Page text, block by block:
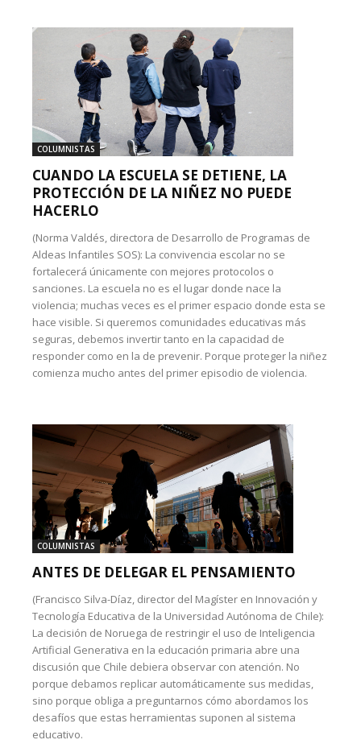
COLUMNISTAS
CUANDO LA ESCUELA SE DETIENE, LA
PROTECCIÓN DE LA NIÑEZ NO PUEDE
HACERLO
(Norma Valdés, directora de Desarrollo de Programas de
Aldeas Infantiles SOS): La convivencia escolar no se
fortalecerá únicamente con mejores protocolos o
sanciones. La escuela no es el lugar donde nace la
violencia; muchas veces es el primer espacio donde esta se
hace visible. Si queremos comunidades educativas más
seguras, debemos invertir tanto en la capacidad de
responder como en la de prevenir. Porque proteger la niñez
comienza mucho antes del primer episodio de violencia.
COLUMNISTAS
ANTES DE DELEGAR EL PENSAMIENTO
(Francisco Silva-Díaz, director del Magíster en Innovación y
Tecnología Educativa de la Universidad Autónoma de Chile):
La decisión de Noruega de restringir el uso de Inteligencia
Artificial Generativa en la educación primaria abre una
discusión que Chile debiera observar con atención. No
porque debamos replicar automáticamente sus medidas,
sino porque obliga a preguntarnos cómo abordamos los
desafíos que estas herramientas suponen al sistema
educativo.